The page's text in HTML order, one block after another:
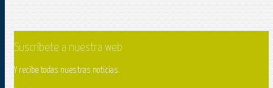
Suscríbete a nuestra web
Y recibe todas nuestras noticias.